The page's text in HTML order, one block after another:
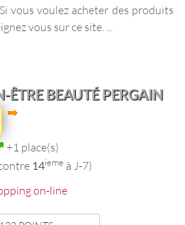
vous voulez acheter des produits
vous sur ce site. ...
ÊTRE BEAUTÉ PERGAIN
+1 place(s)
14ieme à J-7)
on-line